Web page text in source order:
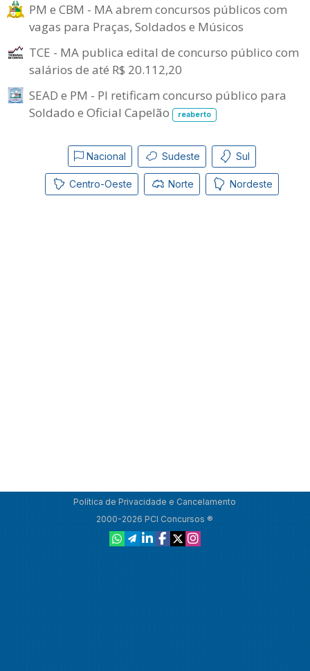
PM e CBM - MA abrem concursos públicos com
vagas para Praças, Soldados e Músicos
TCE - MA publica edital de concurso público com
salários de até R$ 20.112,20
SEAD e PM - PI retificam concurso público para
Soldado e Oficial Capelão
reaberto
Nacional Sudeste Sul
Centro-Oeste Norte Nordeste
Política de Privacidade e Cancelamento
2000-2026 PCI Concursos ®